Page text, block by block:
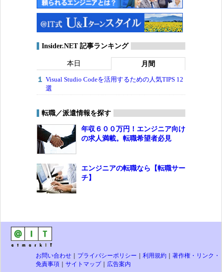
Insider.NET 記事ランキング
本日 月間
Visual Studio Codeを活用するための人気TIPS 12
選
転職／派遣情報を探す
年収６００万円！エンジニア向け
の求人満載。転職希望者必見
エンジニアの転職なら【転職サー
チ】
お問い合わせ プライバシーポリシー 利用規約
著作権・リンク・
免責事項
サイトマップ｜ 広告案内